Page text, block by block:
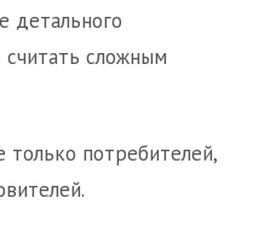
детального
считать сложным
только потребителей,